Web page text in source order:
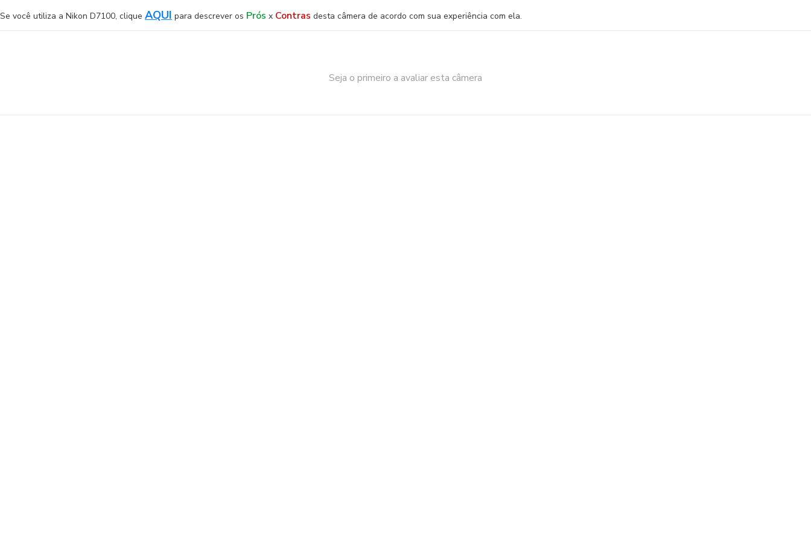
Se você utiliza a Nikon D7100, clique AQUI para descrever os Prós x Contras desta câmera de acordo com sua experiência com ela.
Seja o primeiro a avaliar esta câmera